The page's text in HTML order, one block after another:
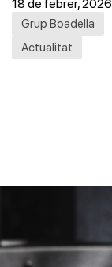
18 de febrer, 2026
Grup Boadella
Actualitat